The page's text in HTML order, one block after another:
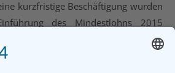
kurzfristige Beschäftigung wurden
des Mindestlohns 2015
bis Ende 2018 verlängert.
Erntesaison gelten aufgrund des